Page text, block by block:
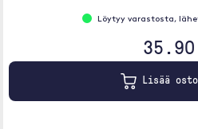
Löytyy varastosta,
Lisää